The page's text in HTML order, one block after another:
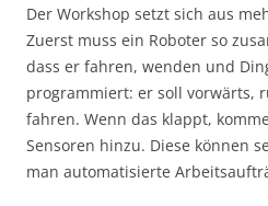
Der Workshop setzt sich aus
Zuerst muss ein Roboter so
dass er fahren, wenden und
programmiert: er soll vorwärts,
fahren. Wenn das klappt,
Sensoren hinzu. Diese können
man automatisierte